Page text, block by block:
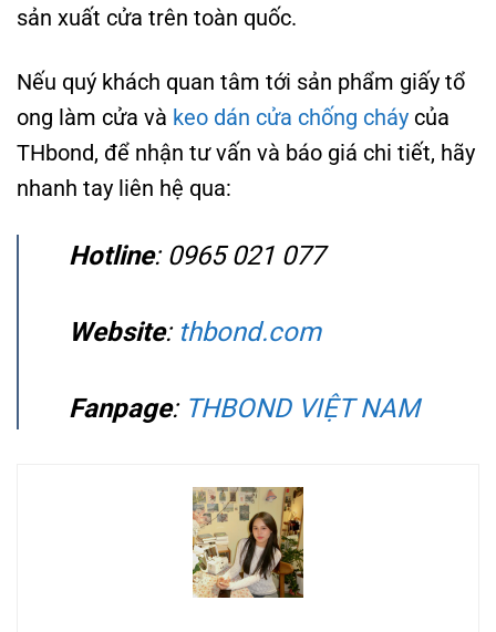
sản xuất cửa trên toàn quốc.
Nếu quý khách quan tâm tới sản phẩm giấy tổ
ong làm cửa và keo dán cửa chống cháy của
THbond, để nhận tư vấn và báo giá chi tiết, hãy
nhanh tay liên hệ qua:
Hotline: 0965 021 077
Website: thbond.com
Fanpage: THBOND VIỆT NAM